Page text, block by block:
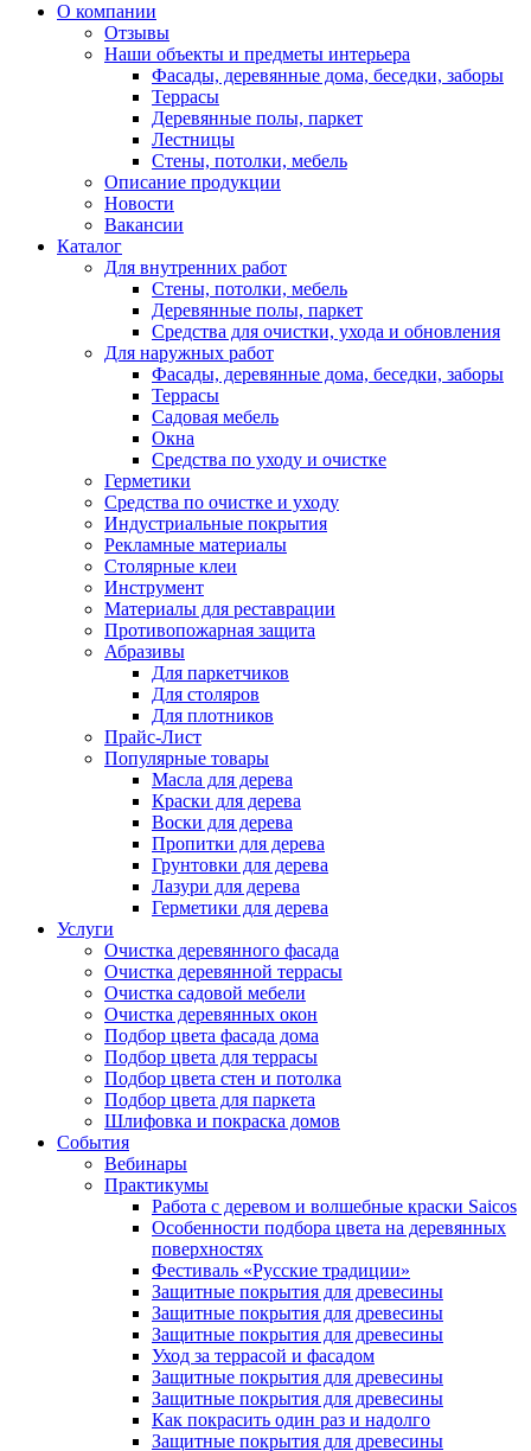
О компании
Отзывы
Наши объекты и предметы интерьера
Фасады, деревянные дома, беседки, заборы
Террасы
Деревянные полы, паркет
Лестницы
Стены, потолки, мебель
Описание продукции
Новости
Вакансии
Каталог
Для внутренних работ
Стены, потолки, мебель
Деревянные полы, паркет
Средства для очистки, ухода и обновления
Для наружных работ
Фасады, деревянные дома, беседки, заборы
Террасы
Садовая мебель
Окна
Средства по уходу и очистке
Герметики
Средства по очистке и уходу
Индустриальные покрытия
Рекламные материалы
Столярные клеи
Инструмент
Материалы для реставрации
Противопожарная защита
Абразивы
Для паркетчиков
Для столяров
Для плотников
Прайс-Лист
Популярные товары
Масла для дерева
Краски для дерева
Воски для дерева
Пропитки для дерева
Грунтовки для дерева
Лазури для дерева
Герметики для дерева
Услуги
Очистка деревянного фасада
Очистка деревянной террасы
Очистка садовой мебели
Очистка деревянных окон
Подбор цвета фасада дома
Подбор цвета для террасы
Подбор цвета стен и потолка
Подбор цвета для паркета
Шлифовка и покраска домов
События
Вебинары
Практикумы
Работа с деревом и волшебные краски Saicos
Особенности подбора цвета на деревянных
поверхностях
Фестиваль «Русские традиции»
Защитные покрытия для древесины
Защитные покрытия для древесины
Защитные покрытия для древесины
Уход за террасой и фасадом
Защитные покрытия для древесины
Защитные покрытия для древесины
Как покрасить один раз и надолго
Защитные покрытия для древесины